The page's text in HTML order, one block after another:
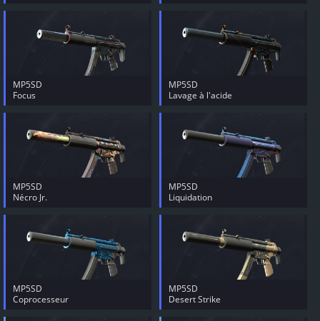
MP5SD
Focus
MP5SD
Lavage à l'acide
MP5SD
Nécro Jr.
MP5SD
Liquidation
MP5SD
Coprocesseur
MP5SD
Desert Strike